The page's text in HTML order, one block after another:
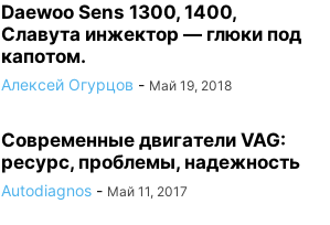
Daewoo Sens 1300, 1400,
Славута инжектор — глюки под
капотом.
Алексей Огурцов - Май 19, 2018
Современные двигатели VAG:
ресурс, проблемы, надежность
Autodiagnos - Май 11, 2017